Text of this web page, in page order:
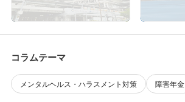
コラムテーマ
メンタルヘルス・ハラスメント対策 障害年金